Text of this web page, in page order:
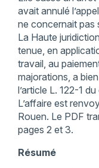
avait annulé
ne concernait pas
La Haute
tenue, en
travail, au
majorations, a
l’article L. 122-1
L’affaire est
Rouen. Le PDF
pages 2 et 3.
Résumé